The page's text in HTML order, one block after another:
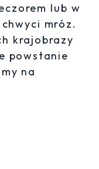
lub w
mróz.
krajobrazy
powstanie
na